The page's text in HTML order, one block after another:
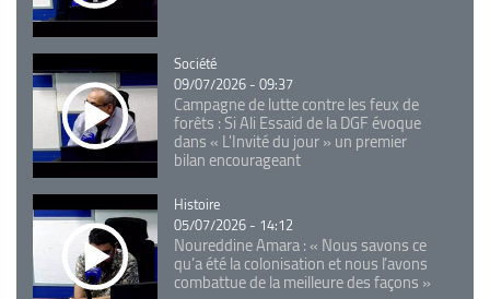
Catégorie
Société
09/07/2026 - 09:37
Campagne de lutte contre les feux de
forêts : Si Ali Essaid de la DGF évoque
dans « L'Invité du jour » un premier
bilan encourageant
Catégorie
Histoire
05/07/2026 - 14:12
Noureddine Amara : « Nous savons ce
qu’a été la colonisation et nous l’avons
combattue de la meilleure des façons »